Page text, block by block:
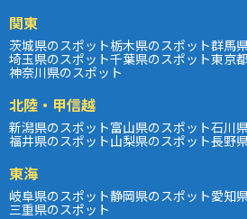
関東
茨城県のスポット栃木県のスポット群馬
埼玉県のスポット千葉県のスポット東京
神奈川県のスポット
北陸・甲信越
新潟県のスポット富山県のスポット石川
福井県のスポット山梨県のスポット長野
東海
岐阜県のスポット静岡県のスポット愛知
三重県のスポット